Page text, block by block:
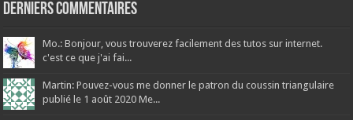
Derniers Commentaires
Mo.: Bonjour, vous trouverez facilement des tutos sur internet.
c'est ce que j'ai fai...
Martin: Pouvez-vous me donner le patron du coussin triangulaire
publié le 1 août 2020 Me...